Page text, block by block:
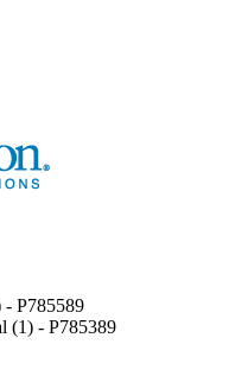
- P785589
(1) - P785389